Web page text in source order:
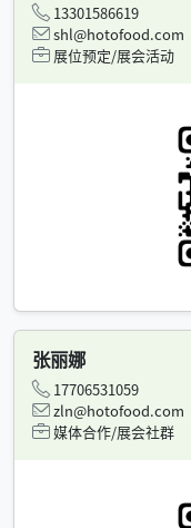
13301586619
shl@hotofood.com
展位预定/展会活动
张丽娜
17706531059
zln@hotofood.com
媒体合作/展会社群